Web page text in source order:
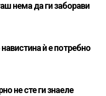
нема да ги заборави
ѝ е потребно
не сте ги знаеле